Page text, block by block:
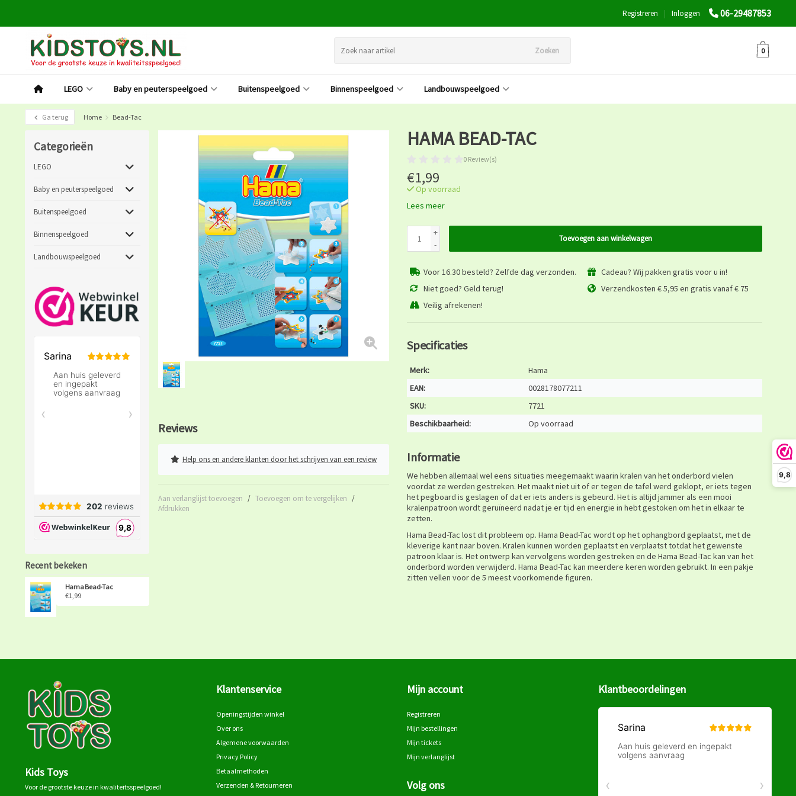
9,8
06-29487853
Inloggen
|
Registreren
Zoeken 0
LEGO Baby en peuterspeelgoed Buitenspeelgoed Binnenspeelgoed Landbouwspeelgoed
Ga terug Home Bead-Tac
Categorieën
LEGO
Baby en peuterspeelgoed
Buitenspeelgoed
Binnenspeelgoed
Landbouwspeelgoed
Recent bekeken
Hama Bead-Tac
€1,99
Reviews
Help ons en andere klanten door het schrijven van een review
Aan verlanglijst toevoegen / Toevoegen om te vergelijken /
Afdrukken
HAMA BEAD-TAC
0 Review(s)
€1,99
Op voorraad
Lees meer
+
-
Toevoegen aan winkelwagen
Voor 16.30 besteld? Zelfde dag verzonden.
Cadeau? Wij pakken gratis voor u in!
Niet goed? Geld terug!
Verzendkosten € 5,95 en gratis vanaf € 75
Veilig afrekenen!
Specificaties
Merk:
Hama
EAN:
0028178077211
SKU:
7721
Beschikbaarheid:
Op voorraad
Informatie
We hebben allemaal wel eens situaties meegemaakt waarin kralen van het onderbord vielen
voordat ze werden gestreken. Het maakt niet uit of er tegen de tafel werd geklopt, er iets tegen
het pegboard is geslagen of dat er iets anders is gebeurd. Het is altijd jammer als een mooi
kralenpatroon wordt geruïneerd nadat je er tijd en energie in hebt gestoken om het in elkaar te
zetten.
Hama Bead-Tac lost dit probleem op. Hama Bead-Tac wordt op het ophangbord geplaatst, met de
kleverige kant naar boven. Kralen kunnen worden geplaatst en verplaatst totdat het gewenste
patroon klaar is. Het ontwerp kan vervolgens worden gestreken en de Hama Bead-Tac kan van het
onderbord worden verwijderd. Hama Bead-Tac kan meerdere keren worden gebruikt. In een pakje
zitten vellen voor de 5 meest voorkomende figuren.
Kids Toys
Voor de grootste keuze in kwaliteitsspeelgoed!
Klantenservice
Openingstijden winkel
Over ons
Algemene voorwaarden
Privacy Policy
Betaalmethoden
Verzenden & Retourneren
Mijn account
Registreren
Mijn bestellingen
Mijn tickets
Mijn verlanglijst
Volg ons
Klantbeoordelingen